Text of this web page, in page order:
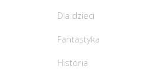
Dla dzieci
Fantastyka
Historia